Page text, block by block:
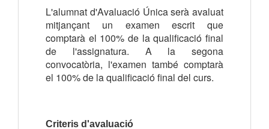
L'alumnat d'Avaluació Única serà avaluat
mitjançant un examen escrit que
comptarà el 100% de la qualificació final
de l'assignatura. A la segona
convocatòria, l'examen també comptarà
el 100% de la qualificació final del curs.
Criteris d'avaluació